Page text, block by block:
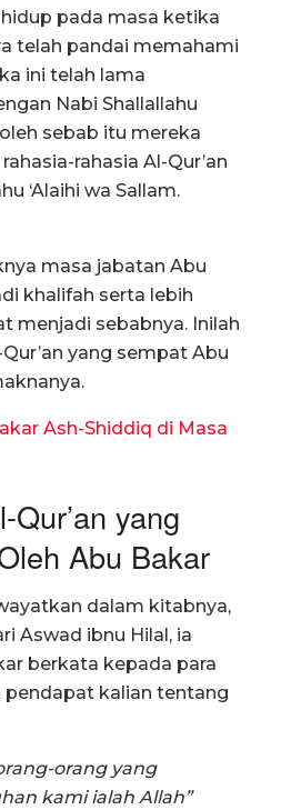
hidup pada masa ketika
telah pandai memahami
ini telah lama
Nabi Shallallahu
oleh sebab itu mereka
rahasia Al-Qur’an
‘Alaihi wa Sallam.
masa jabatan Abu
khalifah serta lebih
menjadi sebabnya. Inilah
yang sempat Abu
Ash-Shiddiq di Masa
Qur’an yang
Abu Bakar
dalam kitabnya,
Aswad ibnu Hilal, ia
berkata kepada para
pendapat kalian tentang
orang yang
kami ialah Allah”